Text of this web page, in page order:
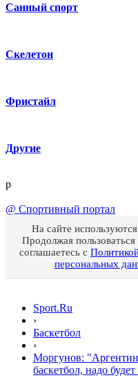
Санный спорт
Скелетон
Фристайл
Другие
p
@ Спортивный портал
На сайте
Продолжая
соглашаетесь с
персональных
Sport.Ru
›
Баскетбол
›
Моргунов:
баскетбол, надо